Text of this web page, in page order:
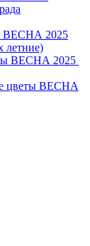
ВЕСНА 2025
летние)
ВЕСНА 2025
цветы ВЕСНА